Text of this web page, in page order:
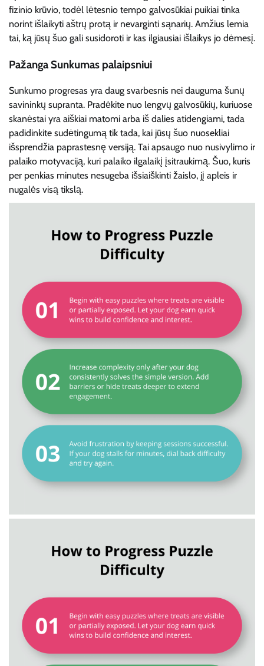
fizinio krūvio, todėl lėtesnio tempo galvosūkiai puikiai tinka
norint išlaikyti aštrų protą ir nevarginti sąnarių. Amžius lemia
tai, ką jūsų šuo gali susidoroti ir kas ilgiausiai išlaikys jo dėmesį.
Pažanga Sunkumas palaipsniui
Sunkumo progresas yra daug svarbesnis nei dauguma šunų
savininkų supranta. Pradėkite nuo lengvų galvosūkių, kuriuose
skanėstai yra aiškiai matomi arba iš dalies atidengiami, tada
padidinkite sudėtingumą tik tada, kai jūsų šuo nuosekliai
išsprendžia paprastesnę versiją. Tai apsaugo nuo nusivylimo ir
palaiko motyvaciją, kuri palaiko ilgalaikį įsitraukimą. Šuo, kuris
per penkias minutes nesugeba išsiaiškinti žaislo, jį apleis ir
nugalės visą tikslą.